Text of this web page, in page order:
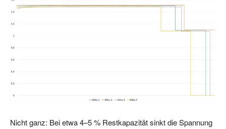
Nicht ganz: Bei etwa 4–5 % Restkapazität sinkt die Spannung